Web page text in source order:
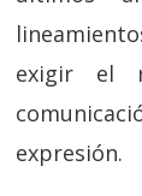
exigir el
expresión.